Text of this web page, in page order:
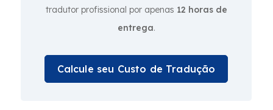
tradutor profissional por apenas 12 horas de
entrega.
Calcule seu Custo de Tradução